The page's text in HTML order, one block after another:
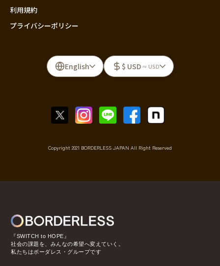
利用規約
プライバシーポリシー
English $ USD ≈ USD
Copyright 2021 BORDERLESS JAPAN All Right Reserved
『SWITCH to HOPE』
社会の課題を、みんなの希望へ変えていく。
私たちはボーダレス・グループです